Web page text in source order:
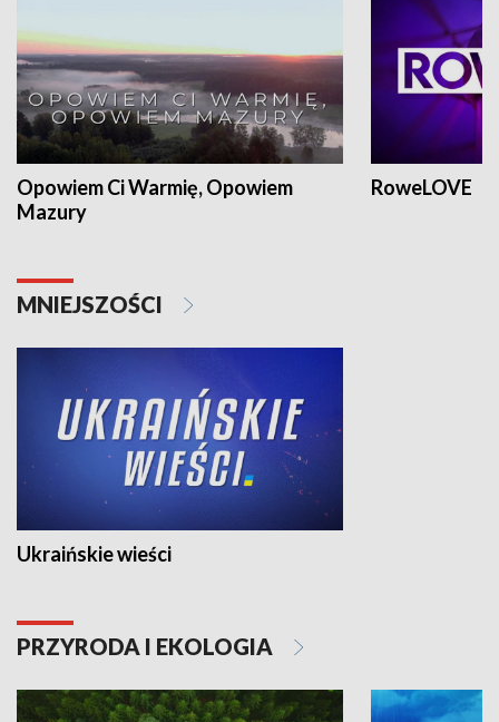
Opowiem Ci Warmię, Opowiem
Mazury
RoweLOVE
MNIEJSZOŚCI
Ukraińskie wieści
PRZYRODA I EKOLOGIA